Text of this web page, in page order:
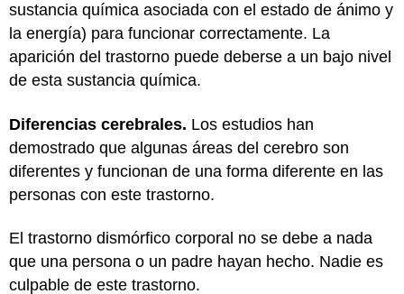
sustancia química asociada con el estado de ánimo y
la energía) para funcionar correctamente. La
aparición del trastorno puede deberse a un bajo nivel
de esta sustancia química.
Diferencias cerebrales. Los estudios han
demostrado que algunas áreas del cerebro son
diferentes y funcionan de una forma diferente en las
personas con este trastorno.
El trastorno dismórfico corporal no se debe a nada
que una persona o un padre hayan hecho. Nadie es
culpable de este trastorno.